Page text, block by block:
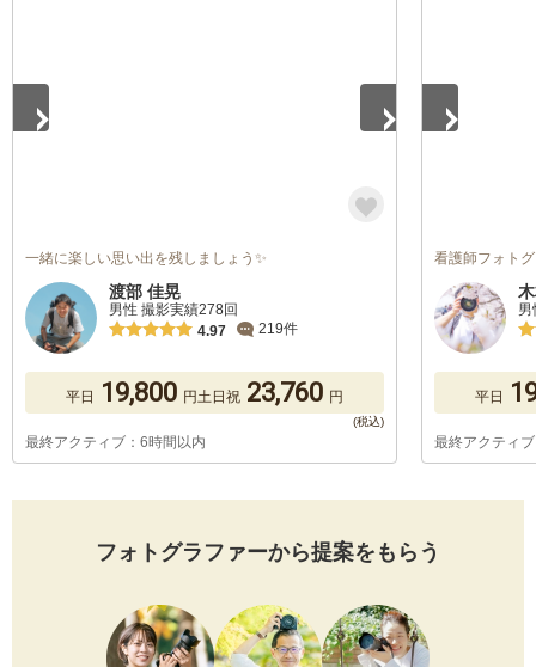
一緒に楽しい思い出を残しましょう✨
渡部 佳晃
男性 撮影実績278回
4.97
219件
平日 19,800 円土日祝 23,760 円
最終アクティブ：6時間以内
看護師フォト
平日
最終アクティ
フォトグラファーから提案をもらう